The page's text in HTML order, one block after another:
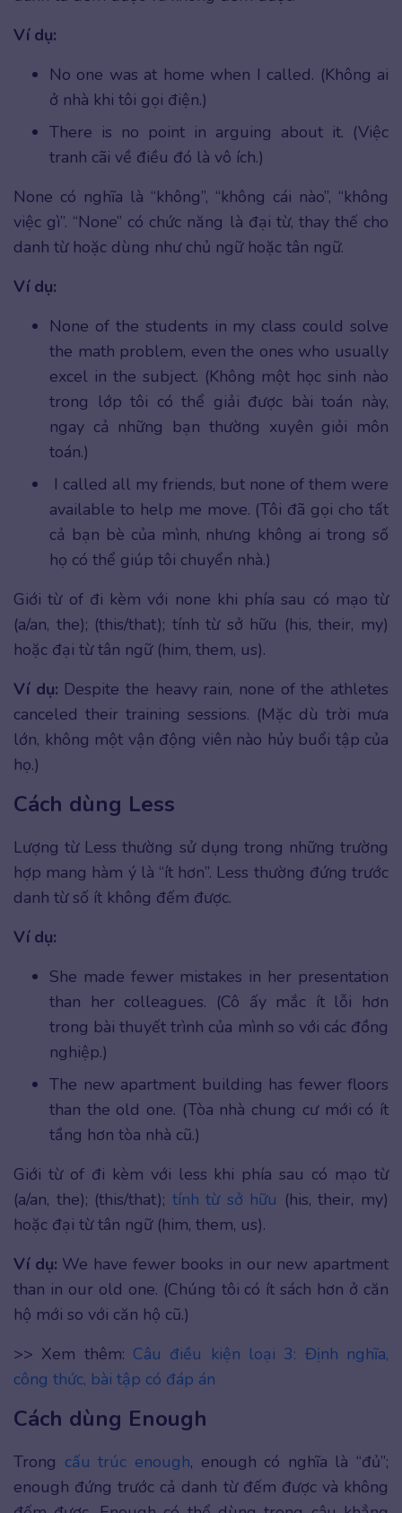
Ví dụ:
No one was at home when I called. (Không ai
ở nhà khi tôi gọi điện.)
There is no point in arguing about it. (Việc
tranh cãi về điều đó là vô ích.)
None có nghĩa là “không”, “không cái nào”, “không
việc gì”. “None” có chức năng là đại từ, thay thế cho
danh từ hoặc dùng như chủ ngữ hoặc tân ngữ.
Ví dụ:
None of the students in my class could solve
the math problem, even the ones who usually
excel in the subject. (Không một học sinh nào
trong lớp tôi có thể giải được bài toán này,
ngay cả những bạn thường xuyên giỏi môn
toán.)
I called all my friends, but none of them were
available to help me move. (Tôi đã gọi cho tất
cả bạn bè của mình, nhưng không ai trong số
họ có thể giúp tôi chuyển nhà.)
Giới từ of đi kèm với none khi phía sau có mạo từ
(a/an, the); (this/that); tính từ sở hữu (his, their, my)
hoặc đại từ tân ngữ (him, them, us).
Ví dụ: Despite the heavy rain, none of the athletes
canceled their training sessions. (Mặc dù trời mưa
lớn, không một vận động viên nào hủy buổi tập của
họ.)
Cách dùng Less
Lượng từ Less thường sử dụng trong những trường
hợp mang hàm ý là “ít hơn”. Less thường đứng trước
danh từ số ít không đếm được.
Ví dụ:
She made fewer mistakes in her presentation
than her colleagues. (Cô ấy mắc ít lỗi hơn
trong bài thuyết trình của mình so với các đồng
nghiệp.)
The new apartment building has fewer floors
than the old one. (Tòa nhà chung cư mới có ít
tầng hơn tòa nhà cũ.)
Giới từ of đi kèm với less khi phía sau có mạo từ
(a/an, the); (this/that); tính từ sở hữu (his, their, my)
hoặc đại từ tân ngữ (him, them, us).
Ví dụ: We have fewer books in our new apartment
than in our old one. (Chúng tôi có ít sách hơn ở căn
hộ mới so với căn hộ cũ.)
>> Xem thêm: Câu điều kiện loại 3: Định nghĩa,
công thức, bài tập có đáp án
Cách dùng Enough
Trong cấu trúc enough, enough có nghĩa là “đủ”;
enough đứng trước cả danh từ đếm được và không